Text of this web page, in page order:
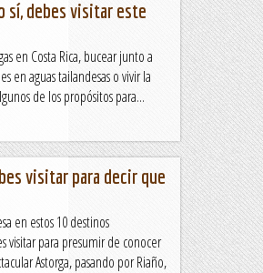
sí, debes visitar este
en Costa Rica, bucear junto a
en aguas tailandesas o vivir la
de los propósitos para...
visitar para decir que
en estos 10 destinos
visitar para presumir de conocer
Astorga, pasando por Riaño,